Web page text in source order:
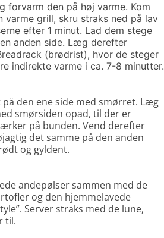
forvarm den på høj varme. Kom
varme grill, skru straks ned på lav
efter 1 minut. Lad dem stege
anden side. Læg derefter
(brødrist), hvor de steger
indirekte varme i ca. 7-8 minutter.
den ene side med smørret. Læg
smørsiden opad, til der er
på bunden. Vend derefter
det samme på den anden
og gyldent.
andepølser sammen med de
og den hjemmelavede
Server straks med de lune,
til.